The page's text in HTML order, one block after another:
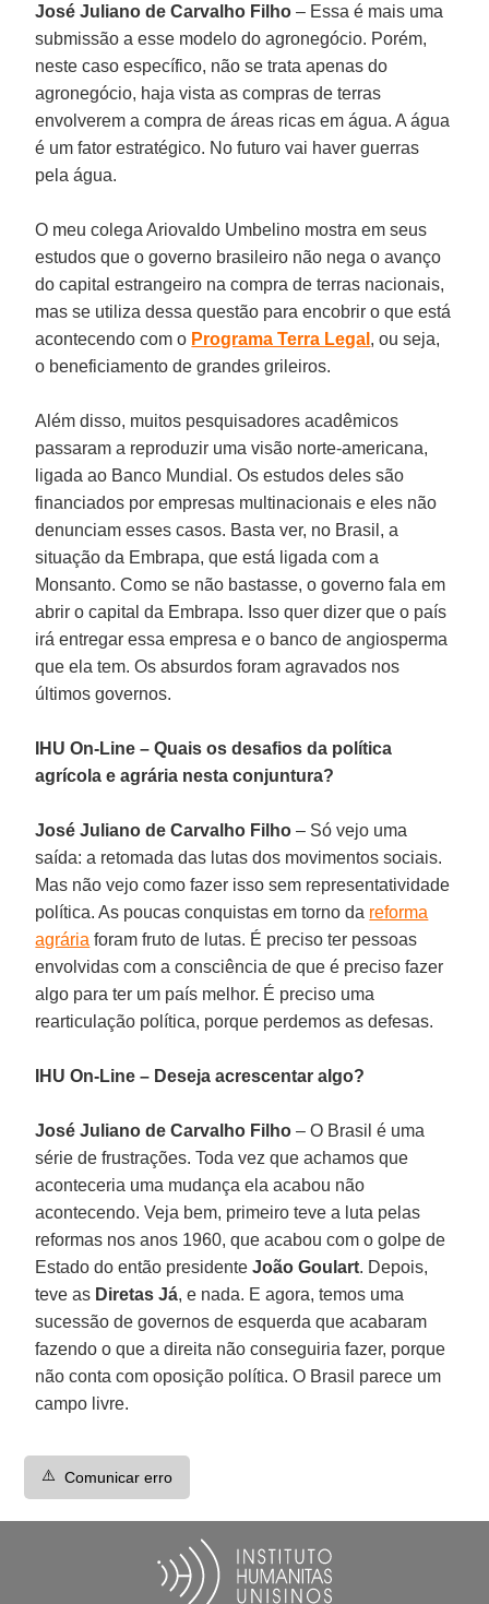
José Juliano de Carvalho Filho – Essa é mais uma
submissão a esse modelo do agronegócio. Porém,
neste caso específico, não se trata apenas do
agronegócio, haja vista as compras de terras
envolverem a compra de áreas ricas em água. A água
é um fator estratégico. No futuro vai haver guerras
pela água.
O meu colega Ariovaldo Umbelino mostra em seus
estudos que o governo brasileiro não nega o avanço
do capital estrangeiro na compra de terras nacionais,
mas se utiliza dessa questão para encobrir o que está
acontecendo com o Programa Terra Legal , ou seja,
o beneficiamento de grandes grileiros.
Além disso, muitos pesquisadores acadêmicos
passaram a reproduzir uma visão norte-americana,
ligada ao Banco Mundial. Os estudos deles são
financiados por empresas multinacionais e eles não
denunciam esses casos. Basta ver, no Brasil, a
situação da Embrapa, que está ligada com a
Monsanto. Como se não bastasse, o governo fala em
abrir o capital da Embrapa. Isso quer dizer que o país
irá entregar essa empresa e o banco de angiosperma
que ela tem. Os absurdos foram agravados nos
últimos governos.
IHU On-Line – Quais os desafios da política
agrícola e agrária nesta conjuntura?
José Juliano de Carvalho Filho– Só vejo uma
saída: a retomada das lutas dos movimentos sociais.
Mas não vejo como fazer isso sem representatividade
política. As poucas conquistas em torno da reforma
agrária foram fruto de lutas. É preciso ter pessoas
envolvidas com a consciência de que é preciso fazer
algo para ter um país melhor. É preciso uma
rearticulação política, porque perdemos as defesas.
IHU On-Line – Deseja acrescentar algo?
José Juliano de Carvalho Filho – O Brasil é uma
série de frustrações. Toda vez que achamos que
aconteceria uma mudança ela acabou não
acontecendo. Veja bem, primeiro teve a luta pelas
reformas nos anos 1960, que acabou com o golpe de
Estado do então presidenteJoão Goulart. Depois,
teve as Diretas Já, e nada. E agora, temos uma
sucessão de governos de esquerda que acabaram
fazendo o que a direita não conseguiria fazer, porque
não conta com oposição política. O Brasil parece um
campo livre.
⚠️ Comunicar erro